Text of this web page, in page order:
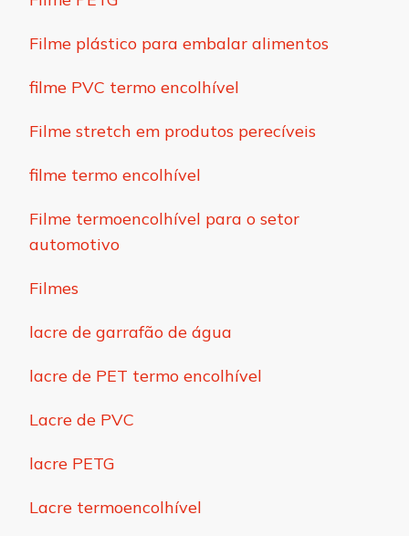
Filme plástico para embalar alimentos
filme PVC termo encolhível
Filme stretch em produtos perecíveis
filme termo encolhível
Filme termoencolhível para o setor
automotivo
Filmes
lacre de garrafão de água
lacre de PET termo encolhível
Lacre de PVC
lacre PETG
Lacre termoencolhível